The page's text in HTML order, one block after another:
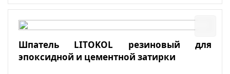
Шпатель LITOKOL резиновый для
эпоксидной и цементной затирки